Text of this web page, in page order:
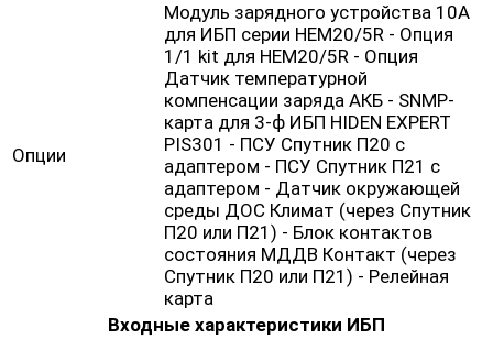
Опции
Модуль зарядного устройства 10А
для ИБП серии HEM20/5R - Опция
1/1 kit для HEM20/5R - Опция
Датчик температурной
компенсации заряда АКБ - SNMP-
карта для 3-ф ИБП HIDEN EXPERT
PIS301 - ПСУ Спутник П20 с
адаптером - ПСУ Спутник П21 с
адаптером - Датчик окружающей
среды ДОС Климат (через Спутник
П20 или П21) - Блок контактов
состояния МДДВ Контакт (через
Спутник П20 или П21) - Релейная
карта
Входные характеристики ИБП